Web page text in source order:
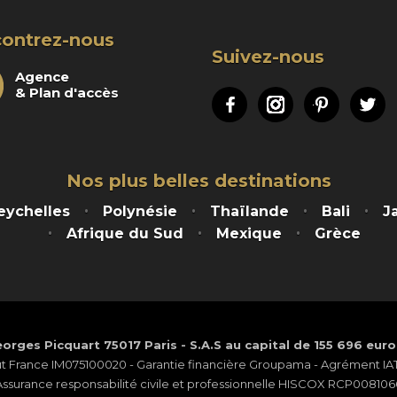
nous
Agence
& Plan d'accès
Suivez-nous
FacebookInstagramPinterest
Nos plus belles destinations
Polynésie Thaïlande Bali
Afrique du Sud
Mexique Grèce
Picquart 75017 Paris - S.A.S au capital de 155 696
IM075100020 - Garantie financière Groupama - Agrément
responsabilité civile et professionnelle HISCOX